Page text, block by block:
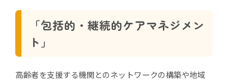
「包括的・継続的ケアマネジメン
ト」
高齢者を支援する機関とのネットワークの構築や地域